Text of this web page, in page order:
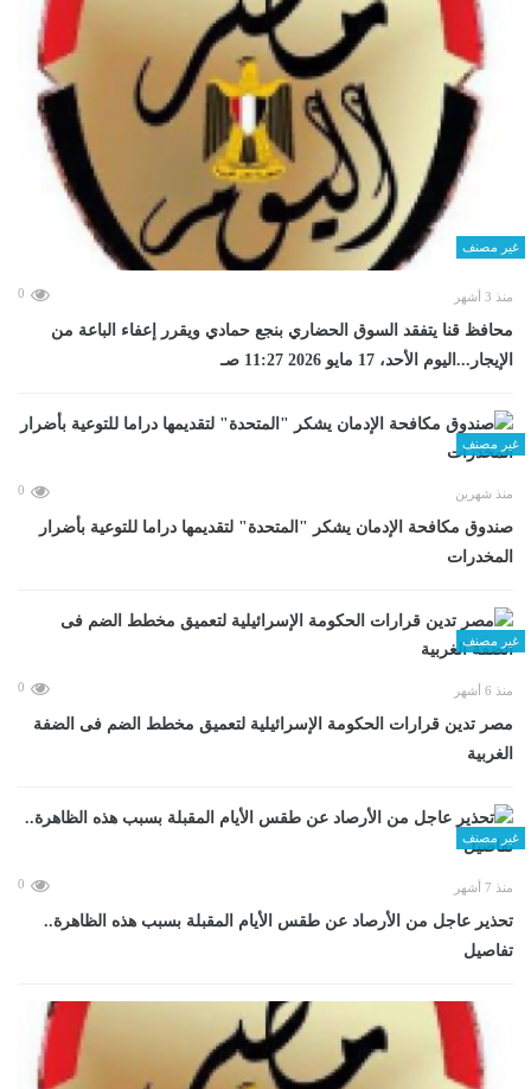
غير مصنف
منذ 3 أشهر 0
محافظ قنا يتفقد السوق الحضاري بنجع حمادي ويقرر إعفاء الباعة من
الإيجار...اليوم الأحد، 17 مايو 2026 11:27 صـ
غير مصنف
منذ شهرين 0
صندوق مكافحة الإدمان يشكر "المتحدة" لتقديمها دراما للتوعية بأضرار
المخدرات
غير مصنف
منذ 6 أشهر 0
مصر تدين قرارات الحكومة الإسرائيلية لتعميق مخطط الضم فى الضفة
الغربية
غير مصنف
منذ 7 أشهر 0
تحذير عاجل من الأرصاد عن طقس الأيام المقبلة بسبب هذه الظاهرة..
تفاصيل